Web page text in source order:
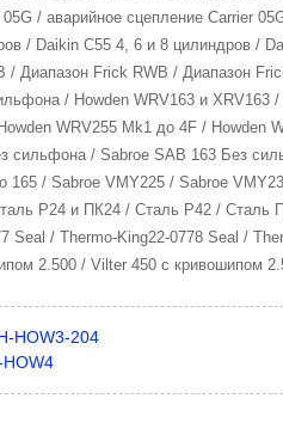
/ аварийное сцепление Carrier
/ Daikin C55 4, 6 и 8 цилиндров /
/ Диапазон Frick RWB / Диапазон
/ Howden WRV163 и XRV163
WRV255 Mk1 до 4F / Howden
сильфона / Sabroe SAB 163 Без
165 / Sabroe VMY225 / Sabroe
P24 и ПК24 / Сталь P42 /
Seal / Thermo-King22-0778 Seal /
2.500 / Vilter 450 с кривошипом
HOW3-204
HOW4